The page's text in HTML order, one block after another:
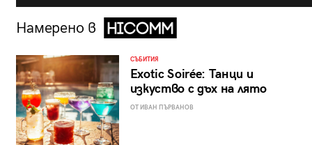
Намерено в
СЪБИТИЯ
Exotic Soirée: Танци и
изкуство с дъх на лято
ОТ ИВАН ПЪРВАНОВ